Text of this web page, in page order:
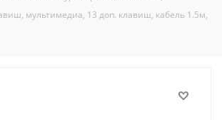
мультимедиа, 13 доп. клавиш, кабель 1.5м,